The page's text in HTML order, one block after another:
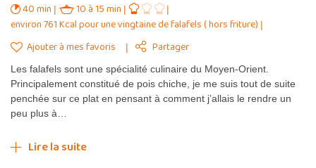
40 min
10 à 15 min
environ 761 Kcal pour une vingtaine de falafels ( hors friture)
Ajouter à mes favoris
Partager
Les falafels sont une spécialité culinaire du Moyen-Orient.
Principalement constitué de pois chiche, je me suis tout de suite
penchée sur ce plat en pensant à comment j’allais le rendre un
peu plus à…
Lire la suite